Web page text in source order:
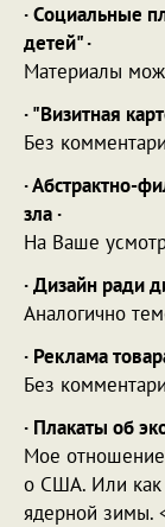
· Социальные
детей" ·
Материалы
· "Визитная
Без
· Абстрактно-
зла ·
На Ваше
· Дизайн ради
Аналогично
· Реклама
Без
· Плакаты об
Мое
о США. Или как
ядерной зимы.